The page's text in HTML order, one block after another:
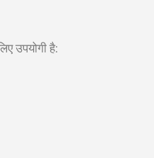
उपयोगी है: